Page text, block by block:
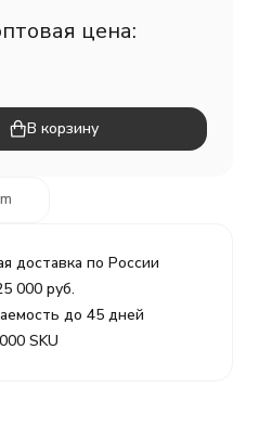
цена:
В корзину
доставка по России
000 руб.
до 45 дней
SKU